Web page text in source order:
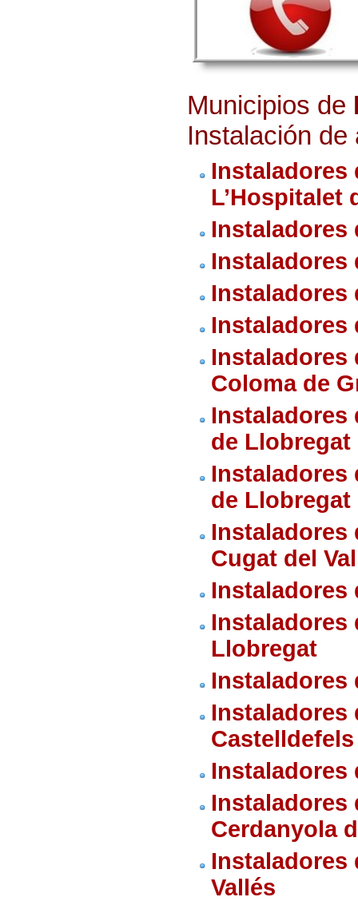
Municipios de
Instalación de
Instaladores
L’Hospitalet
Instaladores
Instaladores
Instaladores
Instaladores
Instaladores
Coloma de
Instaladores
de Llobregat
Instaladores
de Llobregat
Instaladores
Cugat del
Instaladores
Instaladores
Llobregat
Instaladores
Instaladores
Castelldefels
Instaladores
Instaladores
Cerdanyola
Instaladores
Vallés